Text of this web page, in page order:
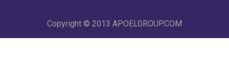
Copyright © 2013 APOELGROUP.COM